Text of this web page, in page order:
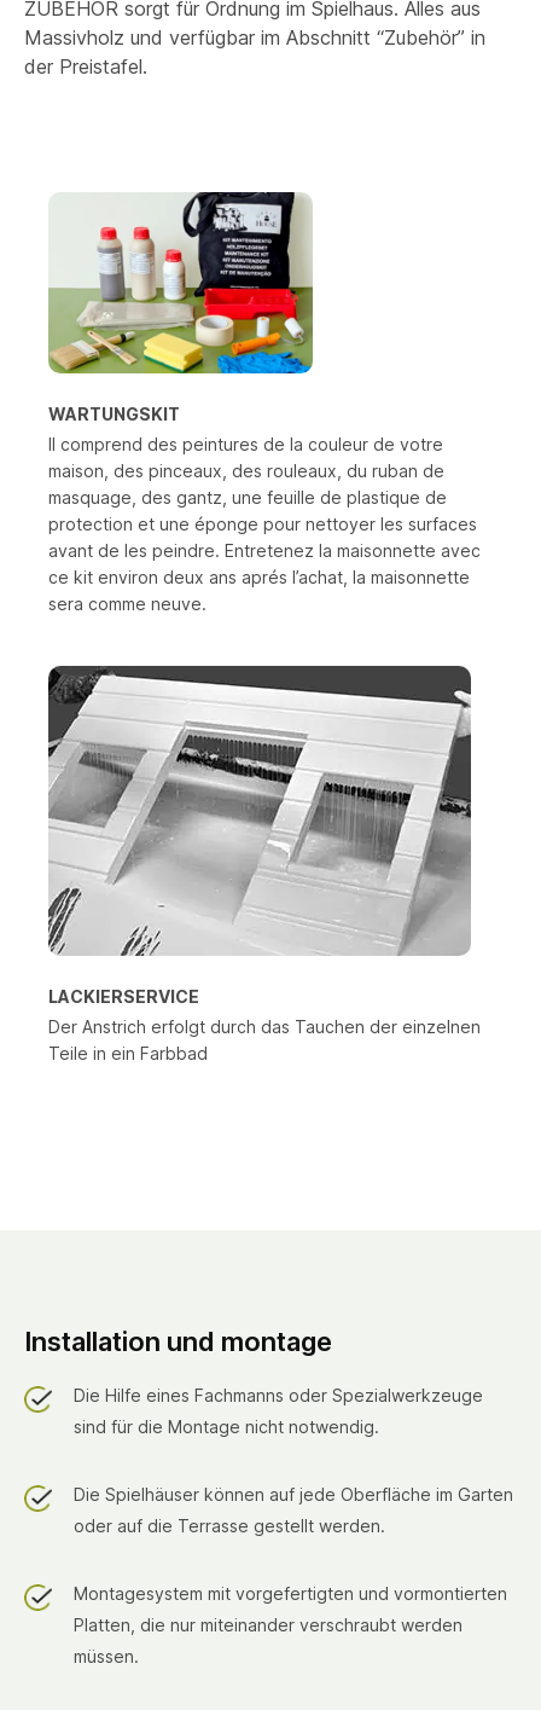
Insektizid usw. Maße 84 x 50 cm. Das
Gesamtgewicht der Hundehütte beträgt 130 kg.
Sie wird in vormontierten Platten mit einer
Farbbadtauchen.
Sorgen Sie für eine
Geländer (falls vorhanden) werden in einer
angenehmen und geeigneten Honigfarbe geliefert.
einer Erfahrung über 4 Generationen hinweg.
Rohmaterialien und Lieferanten aus der EU.
Spielhaus nicht zufrieden sind, können Sie es
innerhalb von 30 Tagen zurückgeben und
erhalten den kompletten Kaufpreis erstattet.
ZUBEHÖR sorgt für Ordnung im Spielhaus. Alles aus
Massivholz und verfügbar im Abschnitt “Zubehör” in
der Preistafel.
WARTUNGSKIT
Il comprend des peintures de la couleur de votre
maison, des pinceaux, des rouleaux, du ruban de
masquage, des gantz, une feuille de plastique de
protection et une éponge pour nettoyer les surfaces
avant de les peindre. Entretenez la maisonnette avec
ce kit environ deux ans aprés I’achat, la maisonnette
sera comme neuve.
LACKIERSERVICE
Der Anstrich erfolgt durch das Tauchen der einzelnen
Teile in ein Farbbad
Installation und montage
Die Hilfe eines Fachmanns oder Spezialwerkzeuge
sind für die Montage nicht notwendig.
Die Spielhäuser können auf jede Oberfläche im Garten
oder auf die Terrasse gestellt werden.
Montagesystem mit vorgefertigten und vormontierten
Platten, die nur miteinander verschraubt werden
müssen.